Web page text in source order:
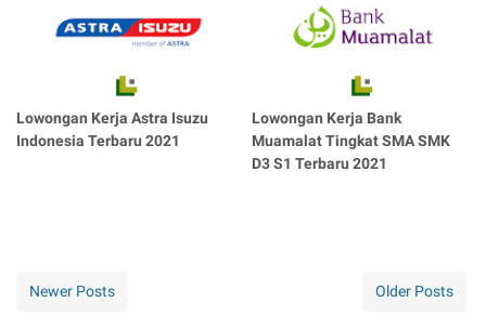
Lowongan Kerja Astra Isuzu
Indonesia Terbaru 2021
Lowongan Kerja Bank
Muamalat Tingkat SMA SMK
D3 S1 Terbaru 2021
Newer Posts Older Posts